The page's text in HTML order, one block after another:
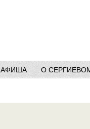
АФИША О